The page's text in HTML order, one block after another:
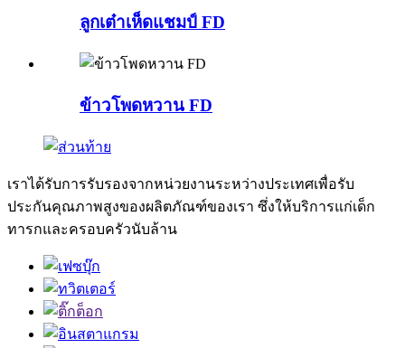
ลูกเต๋าเห็ดแชมป์ FD
ข้าวโพดหวาน FD
เราได้รับการรับรองจากหน่วยงานระหว่างประเทศเพื่อรับ
ประกันคุณภาพสูงของผลิตภัณฑ์ของเรา ซึ่งให้บริการแก่เด็ก
ทารกและครอบครัวนับล้าน